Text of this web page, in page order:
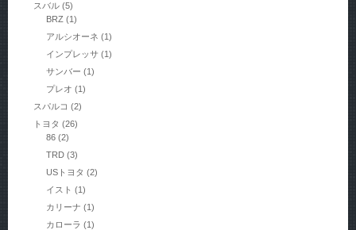
スバル(5)
BRZ (1)
アルシオーネ (1)
インプレッサ (1)
サンバー (1)
プレオ (1)
スパルコ (2)
トヨタ (26)
86 (2)
TRD (3)
USトヨタ (2)
イスト (1)
カリーナ (1)
カローラ (1)